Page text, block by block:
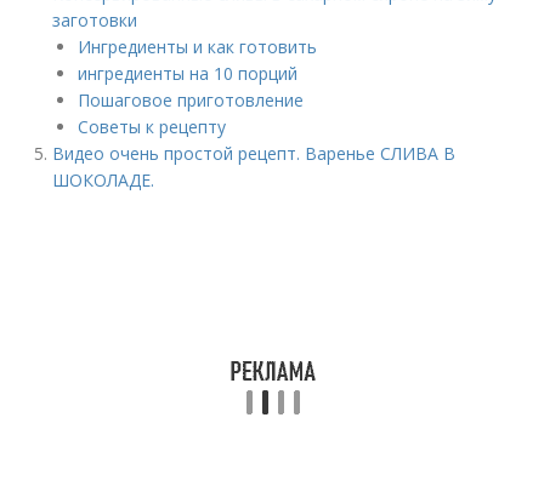
заготовки
Ингредиенты и как готовить
ингредиенты на 10 порций
Пошаговое приготовление
Советы к рецепту
Видео очень простой рецепт. Варенье СЛИВА В
ШОКОЛАДЕ.